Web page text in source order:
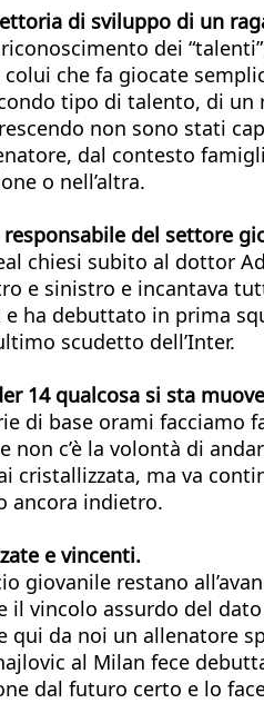
di sviluppo di un
dei
che fa giocate
tipo di talento, di
non sono stati
dal contesto
o nell’altra.
del settore
chiesi subito al dottor
e sinistro e incantava
ha debuttato in prima
scudetto dell’Inter.
14 qualcosa si sta
di base orami
c’è la volontà di
cristallizzata, ma va
ancora indietro.
e vincenti.
giovanile restano
vincolo assurdo del
qui da noi un allenatore
al Milan fece
dal futuro certo e lo